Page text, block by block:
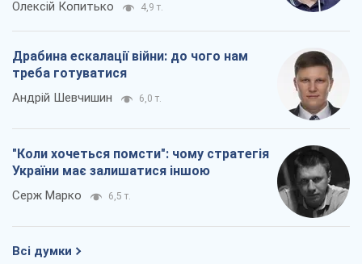
Олексій Копитько 4,9 т.
Драбина ескалації війни: до чого нам
треба готуватися
Андрій Шевчишин 6,0 т.
"Коли хочеться помсти": чому стратегія
України має залишатися іншою
Серж Марко 6,5 т.
Всі думки